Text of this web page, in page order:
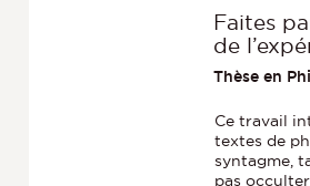
Faites
de
Thèse en
Ce travail
textes de
syntagme,
pas